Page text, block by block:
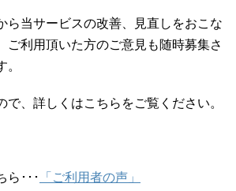
ら当サービスの改善、見直しをおこな
ご利用頂いた方のご意見も随時募集さ
で、詳しくはこちらをご覧ください。
ら･･･ 「ご利用者の声」